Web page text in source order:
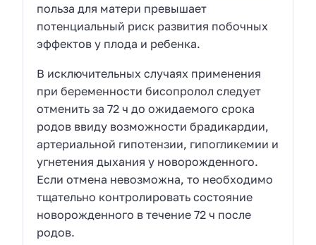
польза для матери превышает
потенциальный риск развития побочных
эффектов у плода и ребенка.
В исключительных случаях применения
при беременности бисопролол следует
отменить за 72 ч до ожидаемого срока
родов ввиду возможности брадикардии,
артериальной гипотензии, гипогликемии и
угнетения дыхания у новорожденного.
Если отмена невозможна, то необходимо
тщательно контролировать состояние
новорожденного в течение 72 ч после
родов.